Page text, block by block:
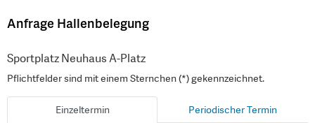
Anfrage Hallenbelegung
Sportplatz Neuhaus A-Platz
Pflichtfelder sind mit einem Sternchen (*) gekennzeichnet.
Einzeltermin Periodischer Termin